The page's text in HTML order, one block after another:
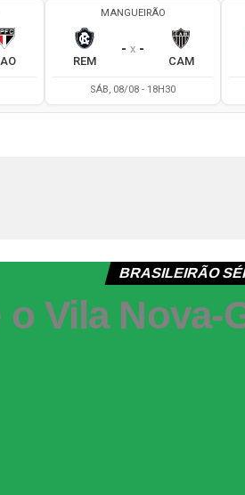
BRASILEIRÃO
Vila Nova-